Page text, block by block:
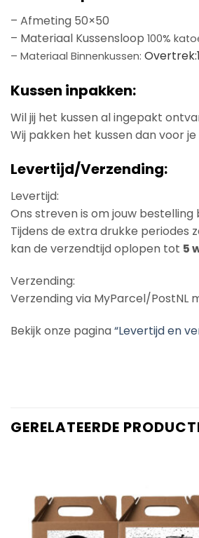
– Afmeting 50×50
– Materiaal Kussensloop 100%
– Materiaal Binnenkussen:
Kussen inpakken:
Wil jij het kussen al ingepakt
Wij pakken het kussen dan voor
Levertijd/Verzending:
Levertijd:
Ons streven is om jouw bestelling
Tijdens de extra drukke periodes
kan de verzendtijd oplopen tot 5
Verzending:
Verzending via MyParcel/PostNL
Bekijk onze pagina“Levertijd en
GERELATEERDE